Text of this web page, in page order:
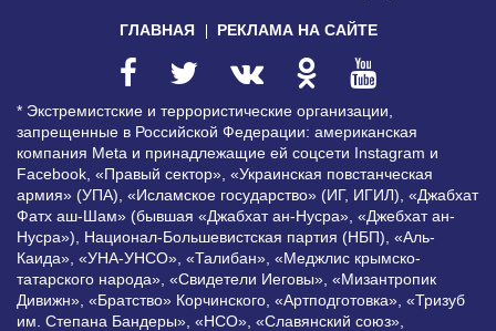
ГЛАВНАЯ РЕКЛАМА НА САЙТЕ
* Экстремистские и террористические организации,
запрещенные в Российской Федерации: американская
компания Meta и принадлежащие ей соцсети Instagram и
Facebook, «Правый сектор», «Украинская повстанческая
армия» (УПА), «Исламское государство» (ИГ, ИГИЛ), «Джабхат
Фатх аш-Шам» (бывшая «Джабхат ан-Нусра», «Джебхат ан-
Нусра»), Национал-Большевистская партия (НБП), «Аль-
Каида», «УНА-УНСО», «Талибан», «Меджлис крымско-
татарского народа», «Свидетели Иеговы», «Мизантропик
Дивижн», «Братство» Корчинского, «Артподготовка», «Тризуб
им. Степана Бандеры», «НСО», «Славянский союз»,